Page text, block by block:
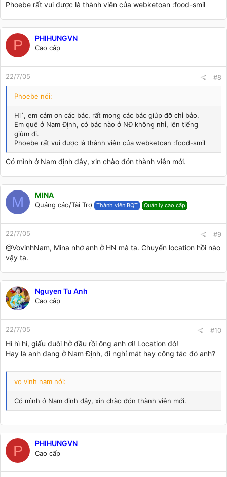
Phoebe rất vui được là thành viên của webketoan :food-smil
P PHIHUNGVN
Cao cấp
22/7/05 #8
Phoebe nói:
Hi`, em cảm ơn các bác, rất mong các bác giúp đỡ chỉ bảo.
Em quê ở Nam Định, có bác nào ở NĐ không nhỉ, lên tiếng
giùm đi.
Phoebe rất vui được là thành viên của webketoan :food-smil
Có mình ở Nam định đây, xin chào đón thành viên mới.
M MINA
Quảng cáo/Tài Trợ Thành viên BQT Quản lý cao cấp
22/7/05 #9
@VovinhNam, Mina nhớ anh ở HN mà ta. Chuyển location hồi nào
vậy ta.
Nguyen Tu Anh
Cao cấp
22/7/05 #10
Hì hì hì, giấu đuôi hở đầu rồi ông anh ơi! Location đó!
Hay là anh đang ở Nam Định, đi nghỉ mát hay công tác đó anh?
vo vinh nam nói:
Có mình ở Nam định đây, xin chào đón thành viên mới.
P PHIHUNGVN
Cao cấp